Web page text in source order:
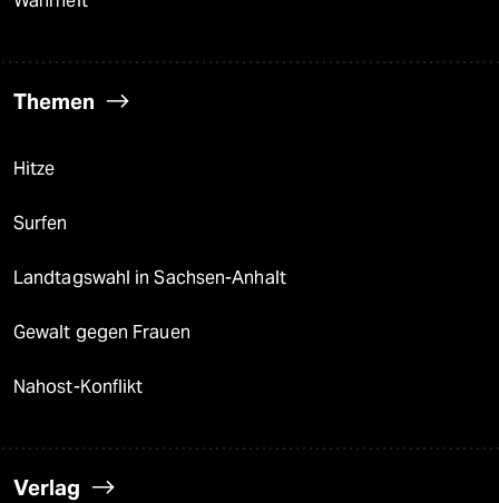
Themen
Hitze
Surfen
Landtagswahl in Sachsen-Anhalt
Gewalt gegen Frauen
Nahost-Konflikt
Verlag